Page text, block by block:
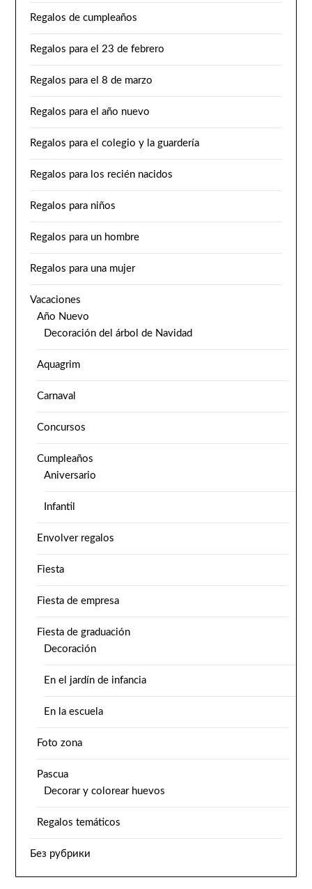
Regalos de cumpleaños
Regalos para el 23 de febrero
Regalos para el 8 de marzo
Regalos para el año nuevo
Regalos para el colegio y la guardería
Regalos para los recién nacidos
Regalos para niños
Regalos para un hombre
Regalos para una mujer
Vacaciones
Año Nuevo
Decoración del árbol de Navidad
Aquagrim
Carnaval
Concursos
Cumpleaños
Aniversario
Infantil
Envolver regalos
Fiesta
Fiesta de empresa
Fiesta de graduación
Decoración
En el jardín de infancia
En la escuela
Foto zona
Pascua
Decorar y colorear huevos
Regalos temáticos
Без рубрики